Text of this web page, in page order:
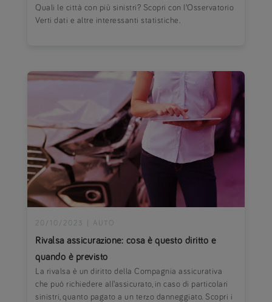
Quali le città con più sinistri? Scopri con l’Osservatorio
Verti dati e altre interessanti statistiche.
Rivalsa assicurazione: cosa è questo diritto e
quando è previsto
20/10/2023 AUTO
La rivalsa è un diritto della Compagnia assicurativa
che può richiedere all’assicurato, in caso di particolari
sinistri, quanto pagato a un terzo danneggiato. Scopri i